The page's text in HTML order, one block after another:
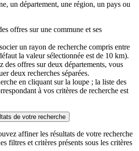
un département, une région, un pays ou
offres sur une commune et ses
un rayon de recherche compris entre
la valeur sélectionnée est de 10 km).
des offres sur deux départements, vous
deux recherches séparées.
en cliquant sur la loupe ; la liste des
à vos critères de recherche est
de votre recherche
affiner les résultats de votre recherche
filtres et critères présents sous les critères